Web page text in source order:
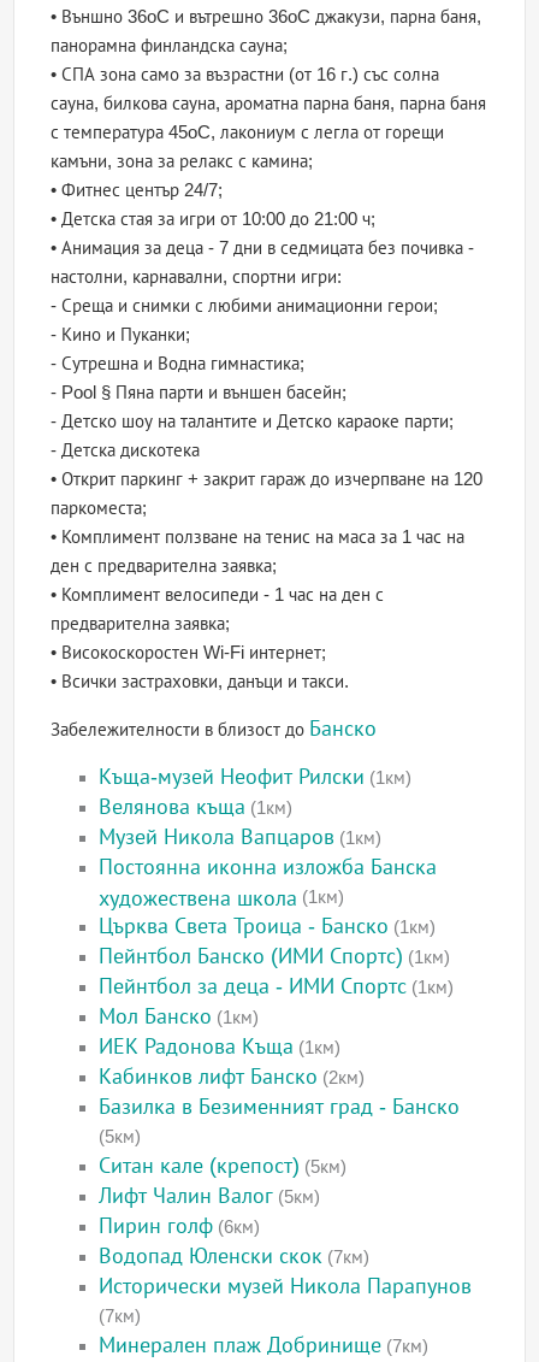
• Външно 36oC и вътрешно 36oC джакузи, парна баня,
панорамна финландска сауна;
• СПА зона само за възрастни (от 16 г.) със солна
сауна, билкова сауна, ароматна парна баня, парна баня
с температура 45oC, лакониум с легла от горещи
камъни, зона за релакс с камина;
• Фитнес център 24/7;
• Детска стая за игри от 10:00 до 21:00 ч;
• Анимация за деца - 7 дни в седмицата без почивка -
настолни, карнавални, спортни игри:
- Среща и снимки с любими анимационни герои;
- Кино и Пуканки;
- Сутрешна и Водна гимнастика;
- Pool § Пяна парти и външен басейн;
- Детско шоу на талантите и Детско караоке парти;
- Детска дискотека
• Открит паркинг + закрит гараж до изчерпване на 120
паркоместа;
• Комплимент ползване на тенис на маса за 1 час на
ден с предварителна заявка;
• Комплимент велосипеди - 1 час на ден с
предварителна заявка;
• Високоскоростен Wi-Fi интернет;
• Всички застраховки, данъци и такси.
Забележителности в близост до Банско
Къща-музей Неофит Рилски (1км)
Велянова къща (1км)
Музей Никола Вапцаров (1км)
Постоянна иконна изложба Банска
художествена школа (1км)
Църква Света Троица - Банско (1км)
Пейнтбол Банско (ИМИ Спортс) (1км)
Пейнтбол за деца - ИМИ Спортс (1км)
Мол Банско (1км)
ИЕК Радонова Къща (1км)
Кабинков лифт Банско (2км)
Базилка в Безименният град - Банско
(5км)
Ситан кале (крепост) (5км)
Лифт Чалин Валог (5км)
Пирин голф (6км)
Водопад Юленски скок (7км)
Исторически музей Никола Парапунов
(7км)
Минерален плаж Добринище (7км)